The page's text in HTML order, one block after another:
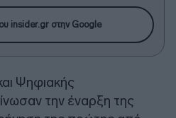
insider.gr στην Google
Ψηφιακής
την έναρξη της